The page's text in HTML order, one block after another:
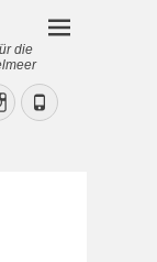
die
Instagram
Phone